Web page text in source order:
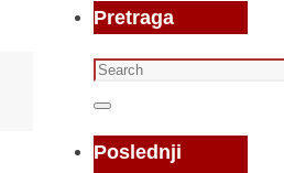
Pretraga
Search
for:
Search
Poslednji